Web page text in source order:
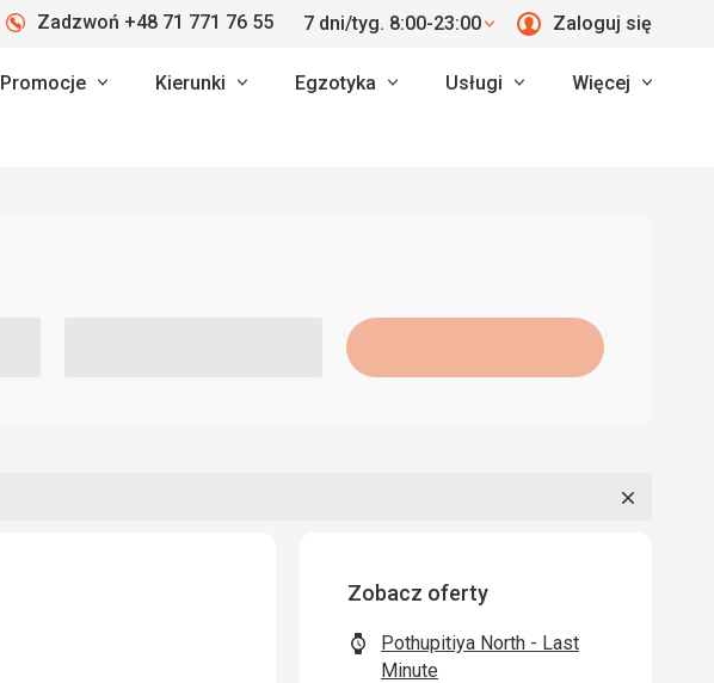
Zadzwoń +48 71 771 76 55 7 dni/tyg. 8:00-23:00 Zaloguj się
Promocje Kierunki Egzotyka Usługi Więcej
Zobacz oferty
Pothupitiya North - Last
Minute